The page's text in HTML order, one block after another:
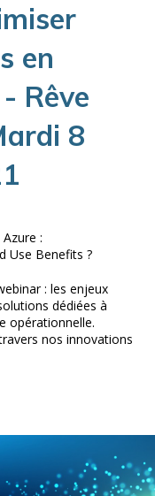
en
Rêve
8
:
Use Benefits ?
: les enjeux
dédiées à
opérationnelle.
nos innovations